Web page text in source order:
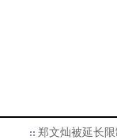
郑文灿被延长